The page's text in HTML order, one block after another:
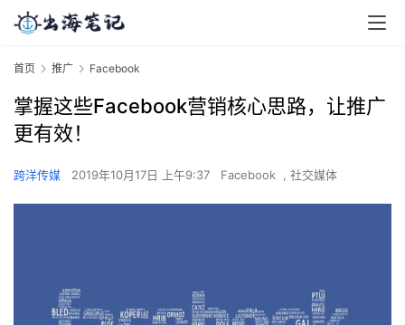
首页 推广 Facebook
掌握这些Facebook营销核心思路，让推广
更有效！
跨洋传媒 2019年10月17日 上午9:37 Facebook , 社交媒体